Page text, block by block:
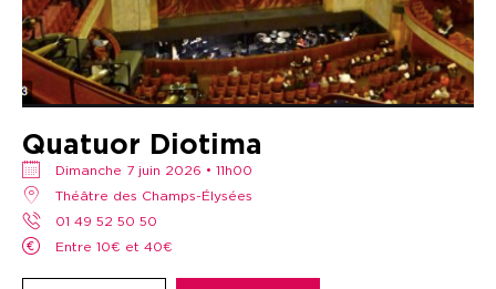
Quatuor Diotima
dimanche 7 juin 2026 • 11h00
Théâtre des Champs-Élysées
01 49 52 50 50
Entre 10€ et 40€